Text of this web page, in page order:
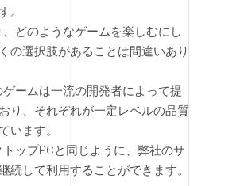
。
どのようなゲームを楽しむにし
の選択肢があることは間違いあり
ゲームは一流の開発者によって提
り、それぞれが一定レベルの品質
います。
トップPCと同じように、弊社のサ
続して利用することができます。